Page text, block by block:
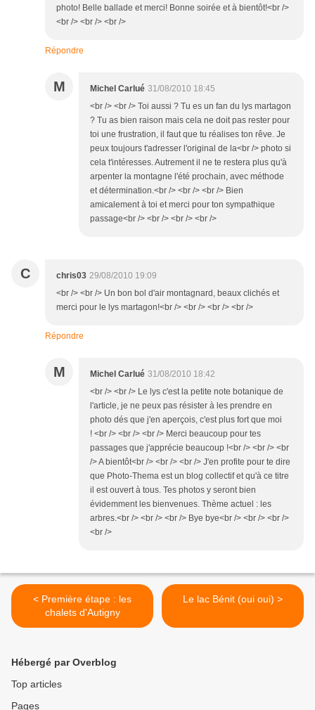
photo! Belle ballade et merci! Bonne soirée et à bientôt!<br />
<br /> <br /> <br />
Répondre
M Michel Carlué 31/08/2010 18:45
<br /> <br /> Toi aussi ? Tu es un fan du lys martagon
? Tu as bien raison mais cela ne doit pas rester pour
toi une frustration, il faut que tu réalises ton rêve. Je
peux toujours t'adresser l'original de la<br /> photo si
cela t'intéresses. Autrement il ne te restera plus qu'à
arpenter la montagne l'été prochain, avec méthode
et détermination.<br /> <br /> <br /> Bien
amicalement à toi et merci pour ton sympathique
passage<br /> <br /> <br /> <br />
C chris03 29/08/2010 19:09
<br /> <br /> Un bon bol d'air montagnard, beaux clichés et
merci pour le lys martagon!<br /> <br /> <br /> <br />
Répondre
M Michel Carlué 31/08/2010 18:42
<br /> <br /> Le lys c'est la petite note botanique de
l'article, je ne peux pas résister à les prendre en
photo dés que j'en aperçois, c'est plus fort que moi
! <br /> <br /> <br /> Merci beaucoup pour tes
passages que j'apprécie beaucoup !<br /> <br /> <br
/> A bientôt<br /> <br /> <br /> J'en profite pour te dire
que Photo-Thema est un blog collectif et qu'à ce titre
il est ouvert à tous. Tes photos y seront bien
évidemment les bienvenues. Thème actuel : les
arbres.<br /> <br /> <br /> Bye bye<br /> <br /> <br />
<br />
< Première étape : les
chalets d'Autigny
Le lac Bénit (oui oui) >
Hébergé par Overblog
Top articles
Pages